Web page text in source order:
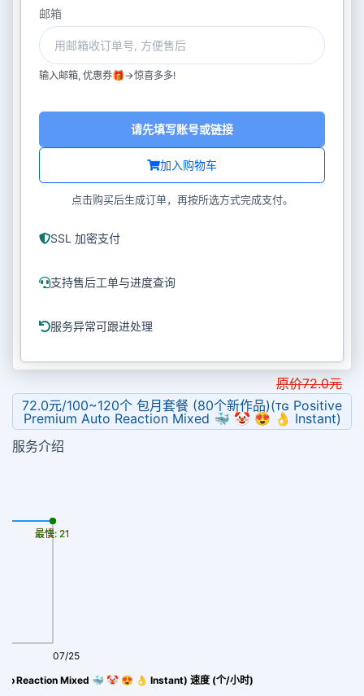
邮箱
输入邮箱, 优惠券🎁->惊喜多多!
加入购物车
请先填写账号或链接
点击购买后生成订单，再按所选方式完成支付。
SSL 加密支付
支持售后工单与进度查询
服务异常可跟进处理
原价72.0元
72.0元/100~120个 包月套餐 (80个新作品)(ᴛɢ Positive
Premium Auto Reaction Mixed 🐳 🤡 😍 👌 Instant)
服务介绍
Reaction Mixed 🐳 🤡 😍 👌 Instant) 速度 (个/小时)
07/25
最慢: 21
最快: 21